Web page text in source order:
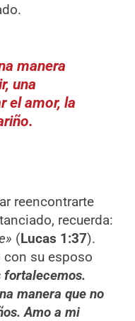
manera
una
el amor, la
reencontrarte
recuerda:
(Lucas 1:37).
con su esposo
fortalecemos.
manera que no
Amo a mi